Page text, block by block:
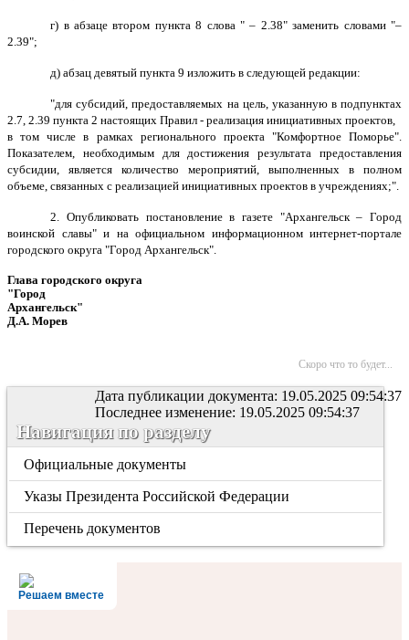
г) в абзаце втором пункта 8 слова " – 2.38" заменить словами "–
2.39";
д) абзац девятый пункта 9 изложить в следующей редакции:
"для субсидий, предоставляемых на цель, указанную в подпунктах
2.7, 2.39 пункта 2 настоящих Правил - реализация инициативных проектов,
в том числе в рамках регионального проекта "Комфортное Поморье".
Показателем, необходимым для достижения результата предоставления
субсидии, является количество мероприятий, выполненных в полном
объеме, связанных с реализацией инициативных проектов в учреждениях;".
2. Опубликовать постановление в газете "Архангельск – Город
воинской славы" и на официальном информационном интернет-портале
городского округа "Город Архангельск".
Глава городского округа
"Город
Архангельск"
Д.А. Морев
Скоро что то будет...
Дата публикации документа: 19.05.2025 09:54:37
Последнее изменение: 19.05.2025 09:54:37
Навигация по разделу
Официальные документы
Указы Президента Российской Федерации
Перечень документов
Решаем вместе